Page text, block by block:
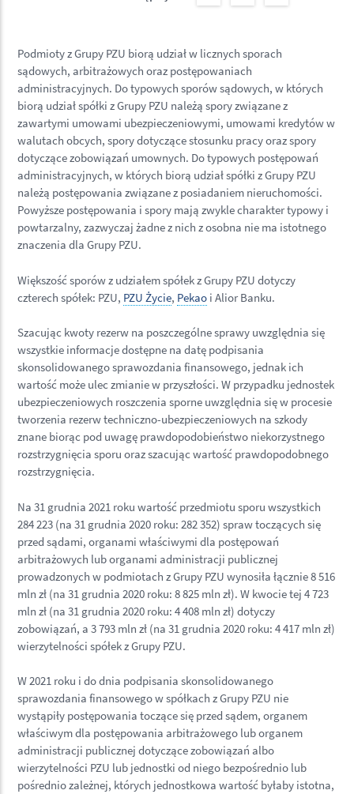
Podmioty z Grupy PZU biorą udział w licznych sporach
sądowych, arbitrażowych oraz postępowaniach
administracyjnych. Do typowych sporów sądowych, w których
biorą udział spółki z Grupy PZU należą spory związane z
zawartymi umowami ubezpieczeniowymi, umowami kredytów w
walutach obcych, spory dotyczące stosunku pracy oraz spory
dotyczące zobowiązań umownych. Do typowych postępowań
administracyjnych, w których biorą udział spółki z Grupy PZU
należą postępowania związane z posiadaniem nieruchomości.
Powyższe postępowania i spory mają zwykle charakter typowy i
powtarzalny, zazwyczaj żadne z nich z osobna nie ma istotnego
znaczenia dla Grupy PZU.
Większość sporów z udziałem spółek z Grupy PZU dotyczy
czterech spółek: PZU, PZU Życie, Pekao i Alior Banku.
Szacując kwoty rezerw na poszczególne sprawy uwzględnia się
wszystkie informacje dostępne na datę podpisania
skonsolidowanego sprawozdania finansowego, jednak ich
wartość może ulec zmianie w przyszłości. W przypadku jednostek
ubezpieczeniowych roszczenia sporne uwzględnia się w procesie
tworzenia rezerw techniczno-ubezpieczeniowych na szkody
znane biorąc pod uwagę prawdopodobieństwo niekorzystnego
rozstrzygnięcia sporu oraz szacując wartość prawdopodobnego
rozstrzygnięcia.
Na 31 grudnia 2021 roku wartość przedmiotu sporu wszystkich
284 223 (na 31 grudnia 2020 roku: 282 352) spraw toczących się
przed sądami, organami właściwymi dla postępowań
arbitrażowych lub organami administracji publicznej
prowadzonych w podmiotach z Grupy PZU wynosiła łącznie 8 516
mln zł (na 31 grudnia 2020 roku: 8 825 mln zł). W kwocie tej 4 723
mln zł (na 31 grudnia 2020 roku: 4 408 mln zł) dotyczy
zobowiązań, a 3 793 mln zł (na 31 grudnia 2020 roku: 4 417 mln zł)
wierzytelności spółek z Grupy PZU.
W 2021 roku i do dnia podpisania skonsolidowanego
sprawozdania finansowego w spółkach z Grupy PZU nie
wystąpiły postępowania toczące się przed sądem, organem
właściwym dla postępowania arbitrażowego lub organem
administracji publicznej dotyczące zobowiązań albo
wierzytelności PZU lub jednostki od niego bezpośrednio lub
pośrednio zależnej, których jednostkowa wartość byłaby istotna,